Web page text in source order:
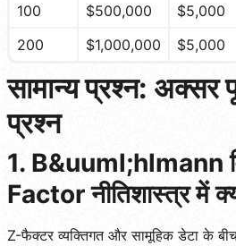
100
$500,000 $5,000
200
$1,000,000 $5,000
सामान्य प्रश्न: अक्सर
प्रश्न
1. B&uuml;hlmann
Factor नीतिशास्त्र में
Z-फैक्टर व्यक्तिगत और सामूहिक डेटा के